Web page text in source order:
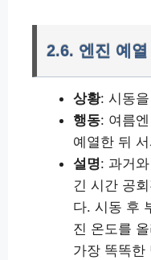
2.6. 엔진 예
상황: 시동
행동: 여름
예열한 뒤
설명: 과거
긴 시간 공
다. 시동 후
진 온도를
가장 똑똑한